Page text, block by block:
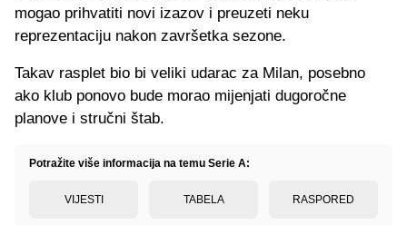
mogao prihvatiti novi izazov i preuzeti neku
reprezentaciju nakon završetka sezone.
Takav rasplet bio bi veliki udarac za Milan, posebno
ako klub ponovo bude morao mijenjati dugoročne
planove i stručni štab.
Potražite više informacija na temu Serie A:
VIJESTI TABELA RASPORED